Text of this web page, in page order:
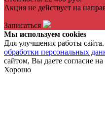
Акция не действует на
Записаться
Мы используем cookies
Для улучшения работы
обработки персональных
сайтом, Вы даете согласие
Хорошо